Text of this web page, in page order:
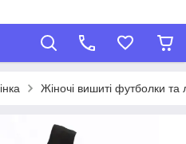
Жіночі вишиті футболки та